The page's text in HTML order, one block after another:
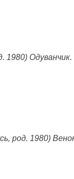
Одуванчик.
род. 1980)